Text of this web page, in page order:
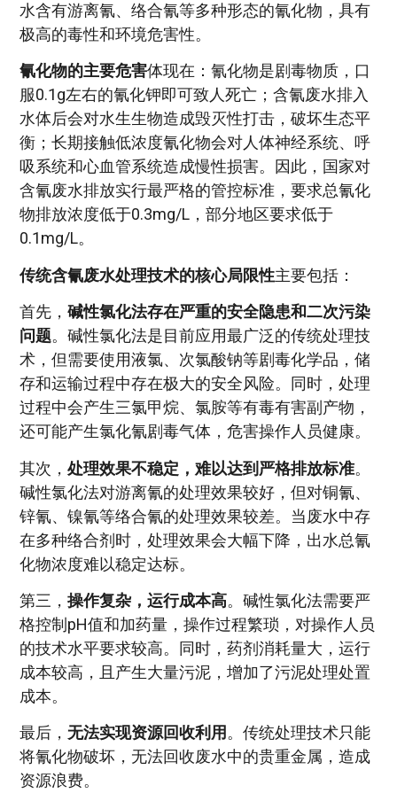
水含有游离氰、络合氰等多种形态的氰化物，具有
极高的毒性和环境危害性。
氰化物的主要危害体现在：氰化物是剧毒物质，口
服0.1g左右的氰化钾即可致人死亡；含氰废水排入
水体后会对水生生物造成毁灭性打击，破坏生态平
衡；长期接触低浓度氰化物会对人体神经系统、呼
吸系统和心血管系统造成慢性损害。因此，国家对
含氰废水排放实行最严格的管控标准，要求总氰化
物排放浓度低于0.3mg/L，部分地区要求低于
0.1mg/L。
传统含氰废水处理技术的核心局限性主要包括：
首先， 碱性氯化法存在严重的安全隐患和二次污染
问题。碱性氯化法是目前应用最广泛的传统处理技
术，但需要使用液氯、次氯酸钠等剧毒化学品，储
存和运输过程中存在极大的安全风险。同时，处理
过程中会产生三氯甲烷、氯胺等有毒有害副产物，
还可能产生氯化氰剧毒气体，危害操作人员健康。
其次， 处理效果不稳定，难以达到严格排放标准。
碱性氯化法对游离氰的处理效果较好，但对铜氰、
锌氰、镍氰等络合氰的处理效果较差。当废水中存
在多种络合剂时，处理效果会大幅下降，出水总氰
化物浓度难以稳定达标。
第三， 操作复杂，运行成本高。碱性氯化法需要严
格控制pH值和加药量，操作过程繁琐，对操作人员
的技术水平要求较高。同时，药剂消耗量大，运行
成本较高，且产生大量污泥，增加了污泥处理处置
成本。
最后， 无法实现资源回收利用。传统处理技术只能
将氰化物破坏，无法回收废水中的贵重金属，造成
资源浪费。